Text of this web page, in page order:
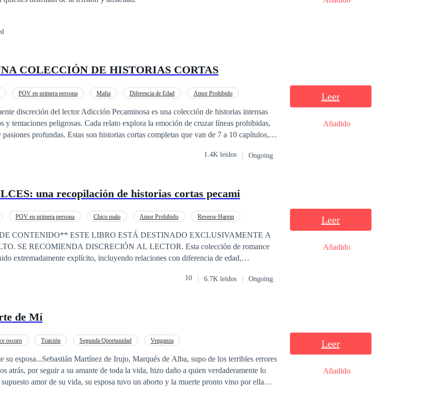
COLECCIÓN DE HISTORIAS CORTAS
POV en primera persona Mafia Diferencia de Edad Amor Prohibido
discreción del lector Adicción Pecaminosa es una colección de historias intensas
y tentaciones peligrosas. Cada relato explora la emoción de cruzar líneas prohibidas,
profundas. Estas son historias cortas completas que van de 7 a 10 capítulos,
1.4K leídos Ongoing
Leer
Añadido
una recopilación de historias cortas pecami
POV en primera persona Chico malo Amor Prohibido Reverse Harem
ESTÁ DESTINADO EXCLUSIVAMENTE A
DISCRECIÓN AL LECTOR. Esta colección de romance
extremadamente explícito, incluyendo relaciones con diferencia de edad,
historias no se guardan nada. Si buscas romances ardientes, llenos de
10 6.7K leídos Ongoing
Leer
Añadido
de Mí
oscuro Traición Segunda Oportunidad Venganza
su esposa...Sebastián Martínez de Irujo, Marqués de Alba, supo de los terribles errores
atrás, por seguir a su amante de toda la vida, hizo daño a quien verdaderamente lo
amor de su vida, su esposa tuvo un aborto y la muerte pronto vino por ella
Leer
Añadido